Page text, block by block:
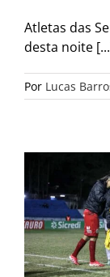
Atletas das
desta noite
Por Lucas